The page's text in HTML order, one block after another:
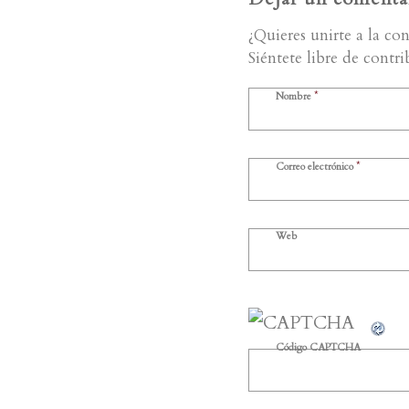
¿Quieres unirte a la
Siéntete libre de
Nombre *
Correo electrónico*
Web
Código CAPTCHA